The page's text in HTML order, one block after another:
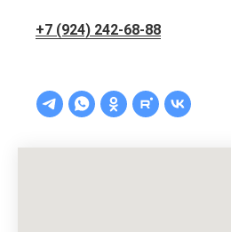
+7 (924) 242-68-88